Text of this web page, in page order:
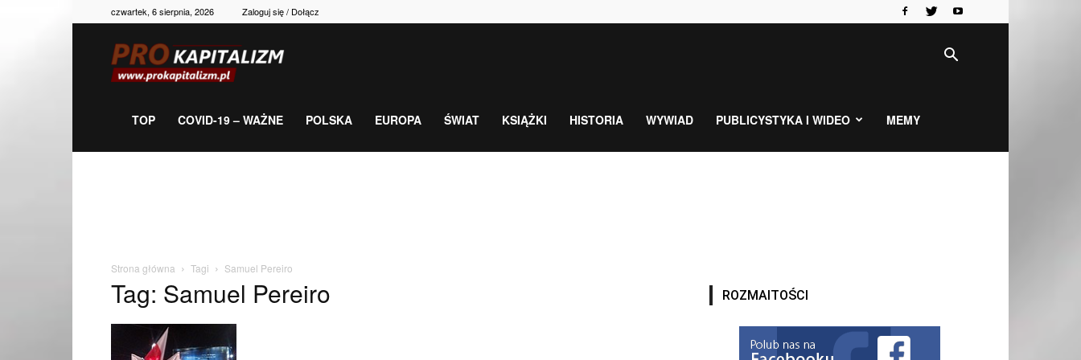
czwartek, 6 sierpnia, 2026 Zaloguj się / Dołącz
gospodarka,
TOP COVID-19 – WAŻNE POLSKA EUROPA ŚWIAT KSIĄŻKI HISTORIA WYWIAD PUBLICYSTYKA I WIDEO MEMY
Strona główna Tagi Samuel Pereiro
Tag: Samuel Pereiro ROZMAITOŚCI